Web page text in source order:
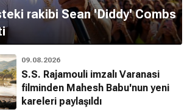
rakibi Sean 'Diddy' Combs
09.08.2026
S.S. Rajamouli imzalı Varanasi
filminden Mahesh Babu'nun yeni
kareleri paylaşıldı